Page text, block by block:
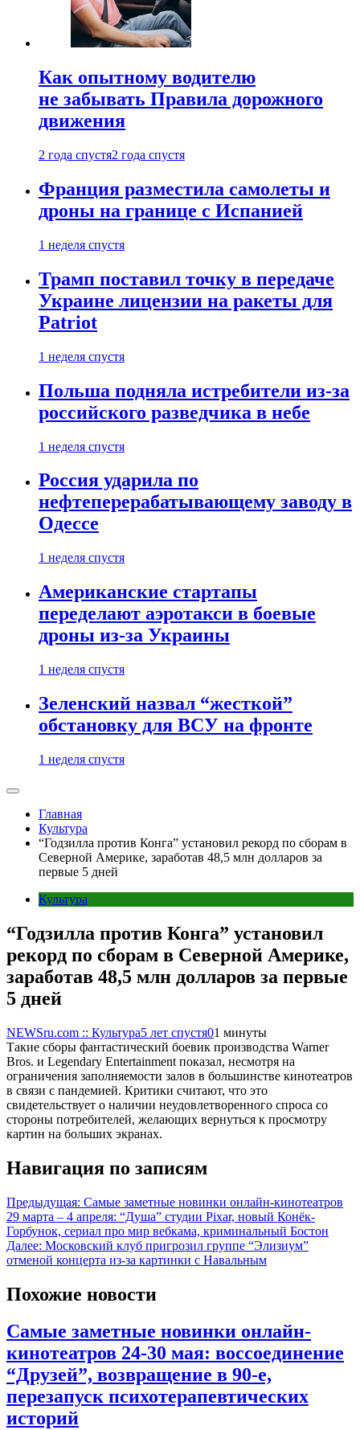
Как опытному водителю
не забывать Правила дорожного
движения
2 года спустя2 года спустя
Франция разместила самолеты и
дроны на границе с Испанией
1 неделя спустя
Трамп поставил точку в передаче
Украине лицензии на ракеты для
Patriot
1 неделя спустя
Польша подняла истребители из-за
российского разведчика в небе
1 неделя спустя
Россия ударила по
нефтеперерабатывающему заводу в
Одессе
1 неделя спустя
Американские стартапы
переделают аэротакси в боевые
дроны из-за Украины
1 неделя спустя
Зеленский назвал “жесткой”
обстановку для ВСУ на фронте
1 неделя спустя
Главная
Культура
“Годзилла против Конга” установил рекорд по сборам в
Северной Америке, заработав 48,5 млн долларов за
первые 5 дней
Культура
“Годзилла против Конга” установил
рекорд по сборам в Северной Америке,
заработав 48,5 млн долларов за первые
5 дней
NEWSru.com :: Культура5 лет спустя01 минуты
Такие сборы фантастический боевик производства Warner
Bros. и Legendary Entertainment показал, несмотря на
ограничения заполняемости залов в большинстве кинотеатров
в связи с пандемией. Критики считают, что это
свидетельствует о наличии неудовлетворенного спроса со
стороны потребителей, желающих вернуться к просмотру
картин на больших экранах.
Навигация по записям
Предыдущая: Самые заметные новинки онлайн-кинотеатров
29 марта – 4 апреля: “Душа” студии Pixar, новый Конёк-
Горбунок, сериал про мир вебкама, криминальный Бостон
Далее: Московский клуб пригрозил группе “Элизиум”
отменой концерта из-за картинки с Навальным
Похожие новости
Самые заметные новинки онлайн-
кинотеатров 24-30 мая: воссоединение
“Друзей”, возвращение в 90-е,
перезапуск психотерапевтических
историй